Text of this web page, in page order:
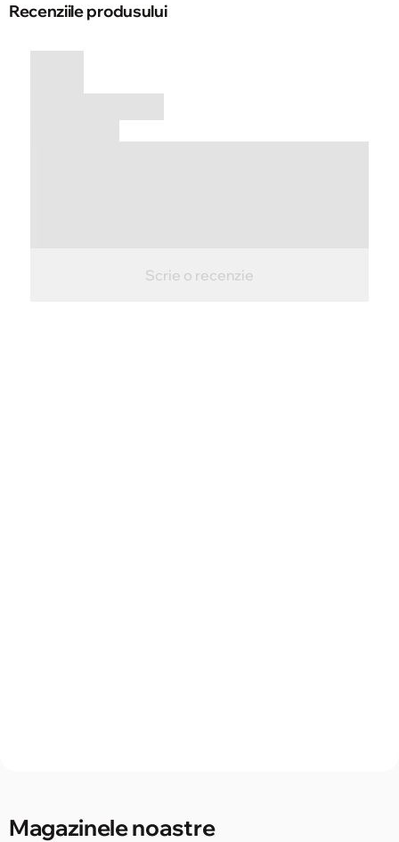
Recenziile produsului
Scrie o recenzie
Magazinele noastre